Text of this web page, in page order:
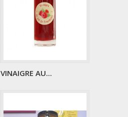
VINAIGRE AU...